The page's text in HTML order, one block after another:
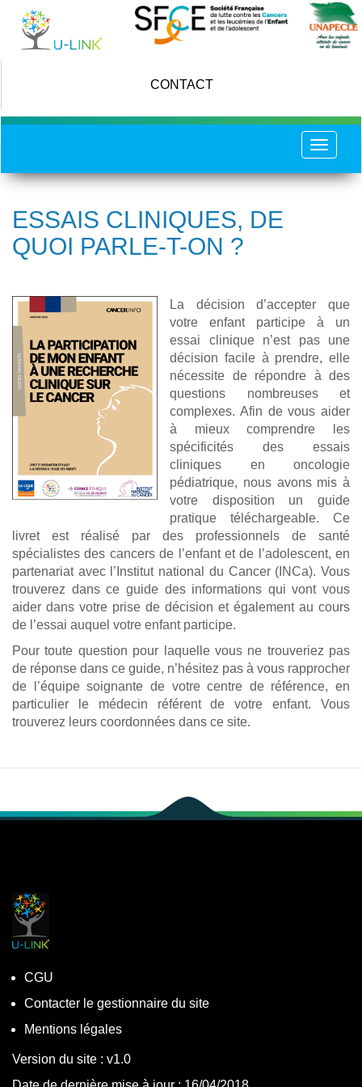
content
CONTACT
Toggle
ESSAIS CLINIQUES, DE
QUOI PARLE-T-ON ?
La décision d’accepter que
votre enfant participe à un
essai clinique n’est pas une
décision facile à prendre, elle
nécessite de répondre à des
questions nombreuses et
complexes. Afin de vous aider
à mieux comprendre les
spécificités des essais
cliniques en oncologie
pédiatrique, nous avons mis à
votre disposition un guide
pratique téléchargeable. Ce
livret est réalisé par des professionnels de santé
spécialistes des cancers de l’enfant et de l’adolescent, en
partenariat avec l’Institut national du Cancer (INCa). Vous
trouverez dans ce guide des informations qui vont vous
aider dans votre prise de décision et également au cours
de l’essai auquel votre enfant participe.
Pour toute question pour laquelle vous ne trouveriez pas
de réponse dans ce guide, n’hésitez pas à vous rapprocher
de l’équipe soignante de votre centre de référence, en
particulier le médecin référent de votre enfant. Vous
trouverez leurs coordonnées dans ce site.
CGU
Contacter le gestionnaire du site
Mentions légales
Version du site : v1.0